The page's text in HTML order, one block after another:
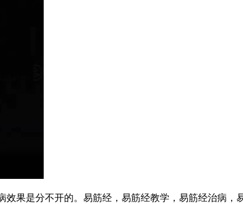
是分不开的。易筋经，易筋经教学，易筋经治病，